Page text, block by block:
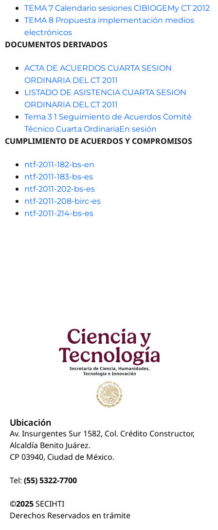
TEMA 7 Calendario sesiones CIBIOGEMy CT 2012
TEMA 8 Propuesta implementación medios
electrónicos
DOCUMENTOS DERIVADOS
ACTA DE ACUERDOS CUARTA SESION
ORDINARIA DEL CT 2011
LISTADO DE ASISTENCIA CUARTA SESION
ORDINARIA DEL CT 2011
Tema 3 1 Seguimiento de Acuerdos Comité
Técnico Cuarta OrdinariaEn sesión
CUMPLIMIENTO DE ACUERDOS Y COMPROMISOS
ntf-2011-182-bs-en
ntf-2011-183-bs-es
ntf-2011-202-bs-es
ntf-2011-208-birc-es
ntf-2011-214-bs-es
Ubicación
Av. Insurgentes Sur 1582, Col. Crédito Constructor,
Alcaldía Benito Juárez.
CP 03940, Ciudad de México.
Tel: (55) 5322-7700
©2025SECIHTI
Derechos Reservados en trámite